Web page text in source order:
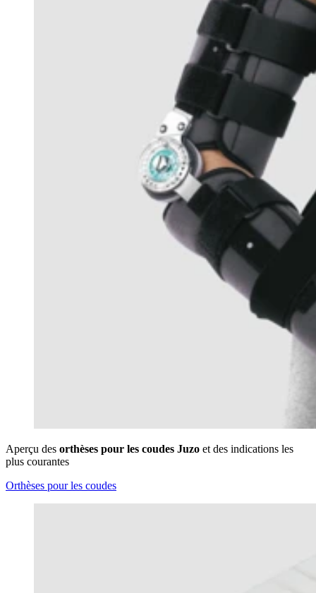
Aperçu des orthèses pour les coudes Juzo et des indications les
plus courantes
Orthèses pour les coudes